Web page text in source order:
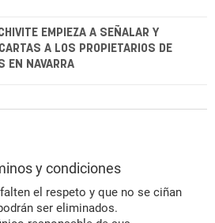
EMPIEZA A SEÑALAR Y
A LOS PROPIETARIOS DE
EN NAVARRA
y condiciones
el respeto y que no se ciñan
ser eliminados.